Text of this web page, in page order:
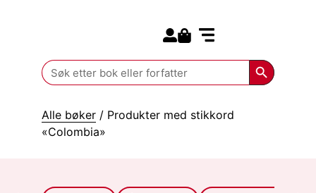
Search
for:
Search
Alle bøker / Produkter med stikkord
«Colombia»